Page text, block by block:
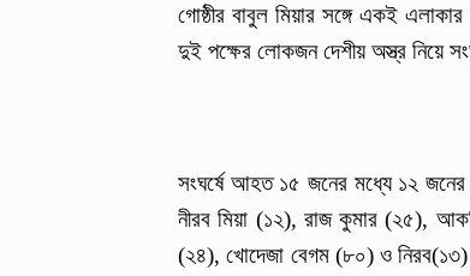
গোষ্ঠীর বাবুল মিয়ার সঙ্গে একই
দুই পক্ষের লোকজন দেশীয় অস্ত্র নিয়ে
সংঘর্ষে আহত ১৫ জনের মধ্যে ১২ জনের
নীরব মিয়া (১২), রাজ কুমার (২৫),
(২৪), খোদেজা বেগম (৮০) ও